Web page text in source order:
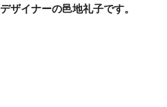
ザイナーの邑地礼子です。